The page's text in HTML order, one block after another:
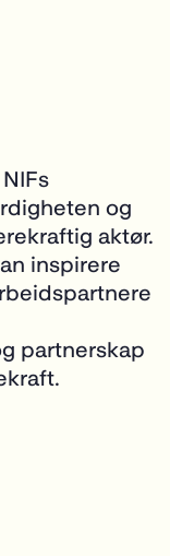
og
aktør.
inspirere
partnerskap